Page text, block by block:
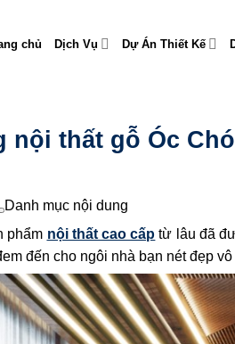
chủ Dịch Vụ Dự Án Thiết Kế
nội thất gỗ Óc
Danh mục nội dung
phẩm nội thất cao cấp từ lâu đã
đến cho ngôi nhà bạn nét đẹp